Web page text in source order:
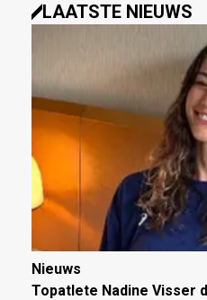
LAATSTE NIEUWS
Nieuws
Topatlete Nadine Visser